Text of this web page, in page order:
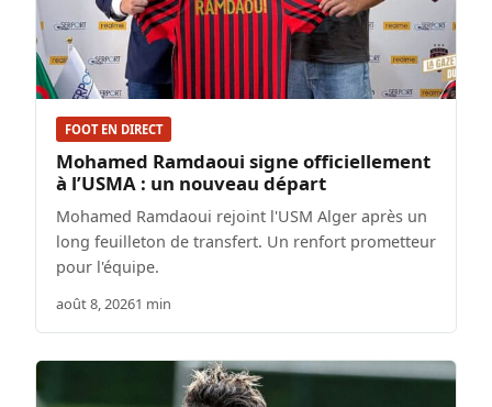
FOOT EN DIRECT
Mohamed Ramdaoui signe officiellement
à l’USMA : un nouveau départ
Mohamed Ramdaoui rejoint l'USM Alger après un
long feuilleton de transfert. Un renfort prometteur
pour l'équipe.
août 8, 20261 min